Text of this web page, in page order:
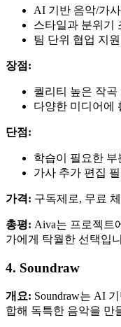
AI 기반 음악/가
스타일과 분위기
팀 단위 협업 지원
장점:
퀄리티 높은 작곡
다양한 미디어에
단점:
학습이 필요한 부
가사 추가 편집
가격: 구독제로, 무료
총평: Aiva는 프로젝트
가에게 탁월한 선택입
4. Soundraw
개요: Soundraw는 AI
합해 독특한 음악을 만